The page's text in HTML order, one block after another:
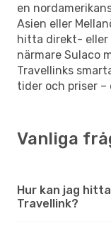
en
Asien eller
hitta direkt- eller
närmare Sulaco
Travellinks
tider och priser
Vanliga
Hur kan jag
Travellink?